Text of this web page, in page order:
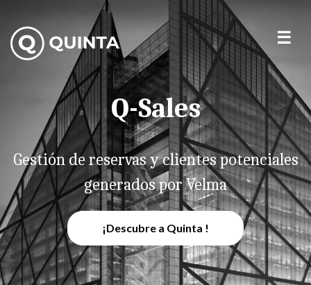
Q-Sales
Gestión de reservas y clientes potenciales
generados por Velma
¡Descubre a Quinta !